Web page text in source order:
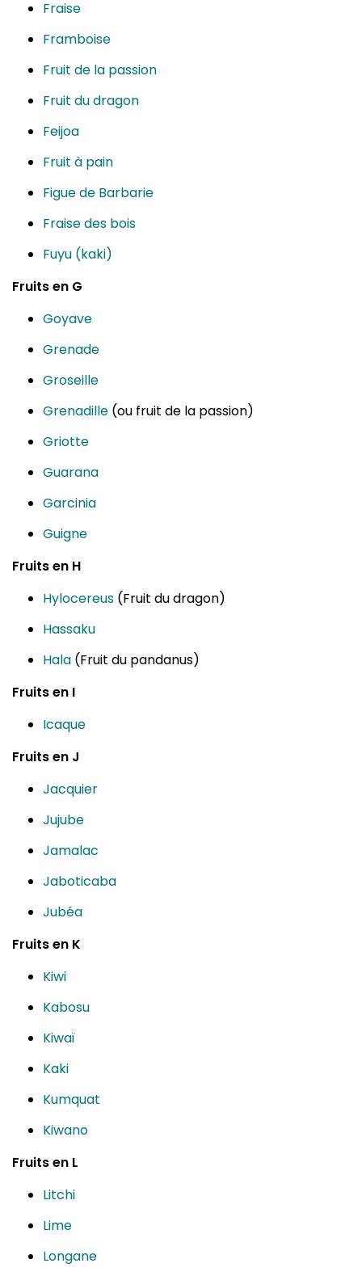
Fraise
Framboise
Fruit de la passion
Fruit du dragon
Feijoa
Fruit à pain
Figue de Barbarie
Fraise des bois
Fuyu (kaki)
Fruits en G
Goyave
Grenade
Groseille
Grenadille (ou fruit de la passion)
Griotte
Guarana
Garcinia
Guigne
Fruits en H
Hylocereus (Fruit du dragon)
Hassaku
Hala (Fruit du pandanus)
Fruits en I
Icaque
Fruits en J
Jacquier
Jujube
Jamalac
Jaboticaba
Jubéa
Fruits en K
Kiwi
Kabosu
Kiwaï
Kaki
Kumquat
Kiwano
Fruits en L
Litchi
Lime
Longane